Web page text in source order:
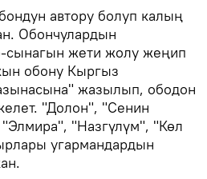
автору болуп калың
Обончулардын
сынагын жети жолу жеңип
обону Кыргыз
жазылып, ободон
"Долон", "Сенин
"Назгүлүм", "Көл
угармандардын